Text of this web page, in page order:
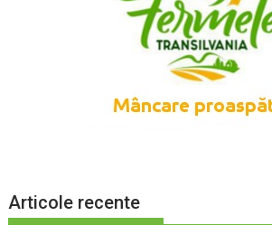
Articole recente